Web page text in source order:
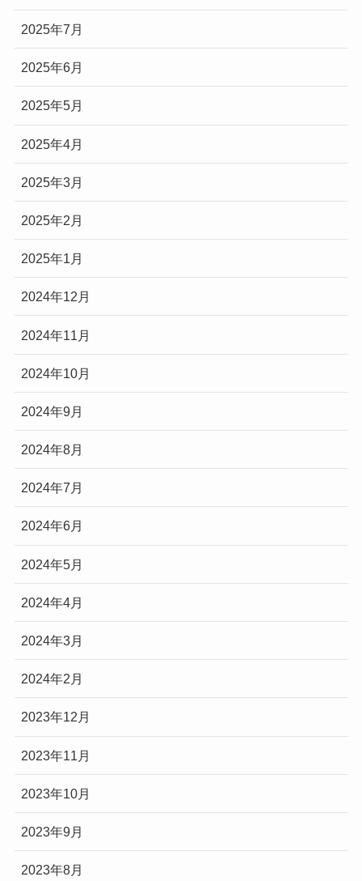
2025年7月
2025年6月
2025年5月
2025年4月
2025年3月
2025年2月
2025年1月
2024年12月
2024年11月
2024年10月
2024年9月
2024年8月
2024年7月
2024年6月
2024年5月
2024年4月
2024年3月
2024年2月
2023年12月
2023年11月
2023年10月
2023年9月
2023年8月